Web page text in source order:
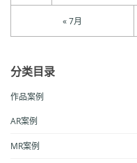
« 7月
分类目录
作品案例
AR案例
MR案例